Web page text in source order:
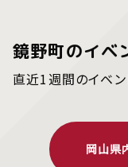
鏡野町のイベ
直近1週間のイベン
岡山県